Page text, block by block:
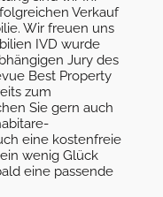
Verkauf
Wir freuen uns
IVD wurde
Jury des
Best Property
zum
Sie gern auch
eine kostenfreie
wenig Glück
eine passende